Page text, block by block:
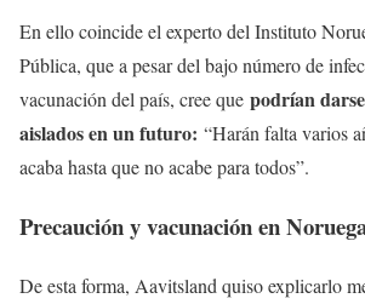
En ello coincide el experto del Instituto
Pública, que a pesar del bajo número de
vacunación del país, cree que podrían
aislados en un futuro: “Harán falta varios
acaba hasta que no acabe para todos”.
Precaución y vacunación en
De esta forma, Aavitsland quiso explicarlo